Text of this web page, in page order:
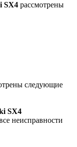
SX4 рассмотрены
следующие
SX4
неисправности